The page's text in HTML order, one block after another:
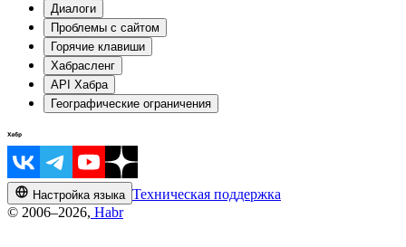
Диалоги
Проблемы с сайтом
Горячие клавиши
Хабрасленг
API Хабра
Географические ограничения
Настройка языка Техническая поддержка
© 2006–2026, Habr